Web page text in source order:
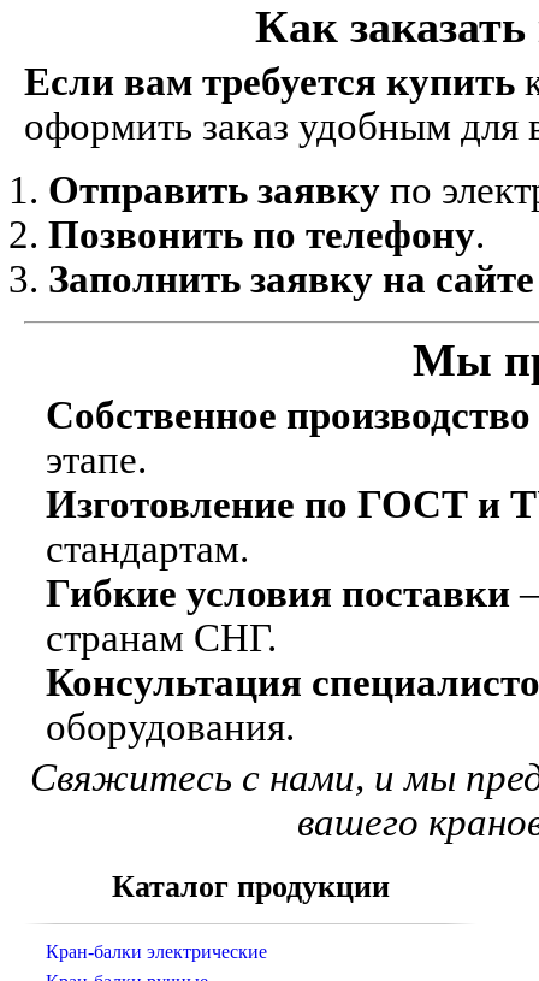
Как
Если вам требуется купить
оформить заказ удобным для
Отправить заявку по
Позвонить по телефону.
Заполнить заявку на сайте
Мы
Собственное производство
этапе.
Изготовление по ГОСТ и
стандартам.
Гибкие условия поставки
странам СНГ.
Консультация
оборудования.
Свяжитесь с нами, и мы
вашего
Каталог продукции
Кран-балки электрические